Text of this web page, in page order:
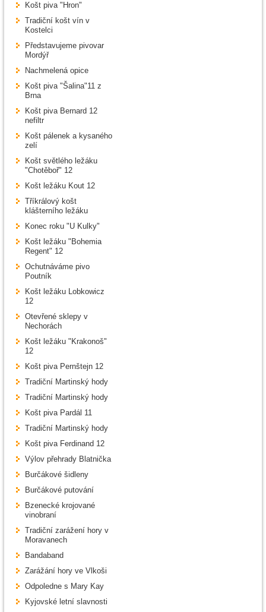
Košt piva "Hron"
Tradiční košt vín v
Kostelci
Představujeme pivovar
Mordýř
Nachmelená opice
Košt piva "Šalina"11 z
Brna
Košt piva Bernard 12
nefiltr
Košt pálenek a kysaného
zelí
Košt světlého ležáku
"Chotěboř" 12
Košt ležáku Kout 12
Tříkrálový košt
klášterního ležáku
Konec roku "U Kulky"
Košt ležáku "Bohemia
Regent" 12
Ochutnáváme pivo
Poutník
Košt ležáku Lobkowicz
12
Otevřené sklepy v
Nechorách
Košt ležáku "Krakonoš"
12
Košt piva Pernštejn 12
Tradiční Martinský hody
Tradiční Martinský hody
Košt piva Pardál 11
Tradiční Martinský hody
Košt piva Ferdinand 12
Výlov přehrady Blatnička
Burčákové šidleny
Burčákové putování
Bzenecké krojované
vinobraní
Tradiční zarážení hory v
Moravanech
Bandaband
Zarážání hory ve Vlkoši
Odpoledne s Mary Kay
Kyjovské letní slavnosti